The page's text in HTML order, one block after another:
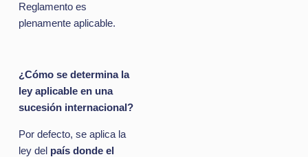
Reglamento es
plenamente aplicable.
¿Cómo se determina la
ley aplicable en una
sucesión internacional?
Por defecto, se aplica la
ley del país donde el